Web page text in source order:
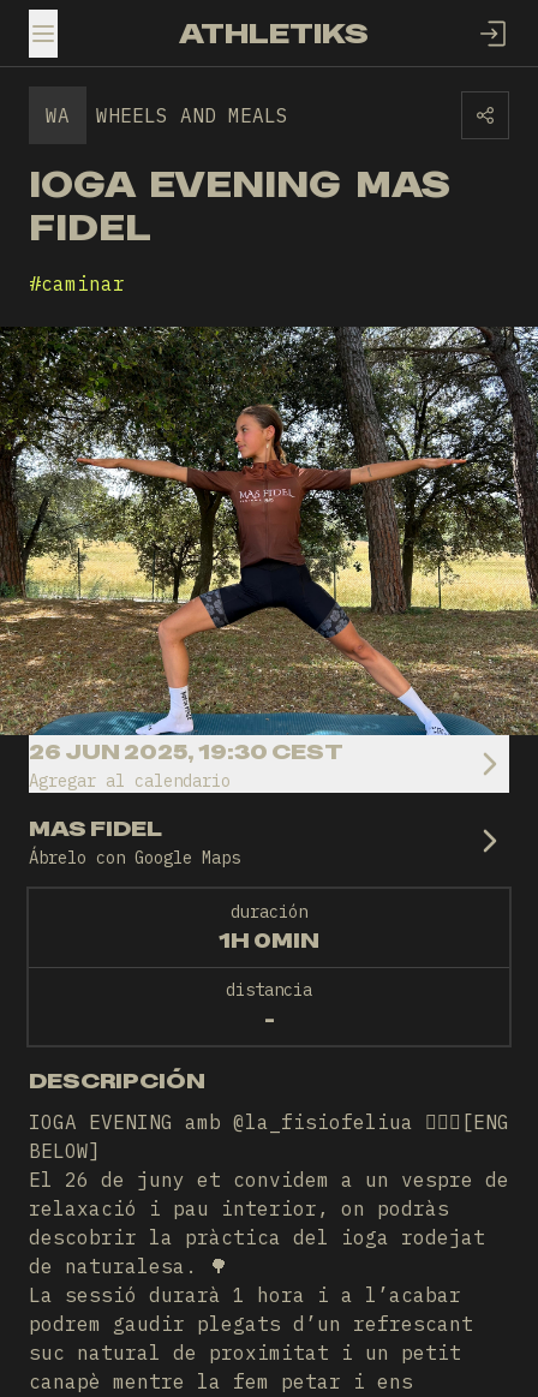
TOGGLE MENUATHLETIKS
WA WHEELS AND MEALS
IOGA EVENING MAS
FIDEL
#caminar
26 JUN 2025, 19:30 CEST
Agregar al calendario
MAS FIDEL
Ábrelo con Google Maps
duración
1H 0MIN
distancia
-
DESCRIPCIÓN
IOGA EVENING amb @la_fisiofeliua 🧘🏻‍♀️[ENG
BELOW]
El 26 de juny et convidem a un vespre de
relaxació i pau interior, on podràs
descobrir la pràctica del ioga rodejat
de naturalesa. 🌳
La sessió durarà 1 hora i a l’acabar
podrem gaudir plegats d’un refrescant
suc natural de proximitat i un petit
canapè mentre la fem petar i ens